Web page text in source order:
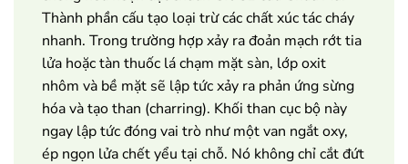
Thành phần cấu tạo loại trừ các chất xúc tác cháy
nhanh. Trong trường hợp xảy ra đoản mạch rớt tia
lửa hoặc tàn thuốc lá chạm mặt sàn, lớp oxit
nhôm và bề mặt sẽ lập tức xảy ra phản ứng sừng
hóa và tạo than (charring). Khối than cục bộ này
ngay lập tức đóng vai trò như một van ngắt oxy,
ép ngọn lửa chết yểu tại chỗ. Nó không chỉ cắt đứt